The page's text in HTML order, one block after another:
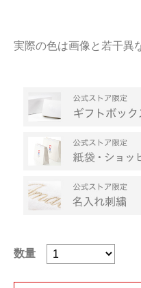
実際の色は画像と若干異
数量